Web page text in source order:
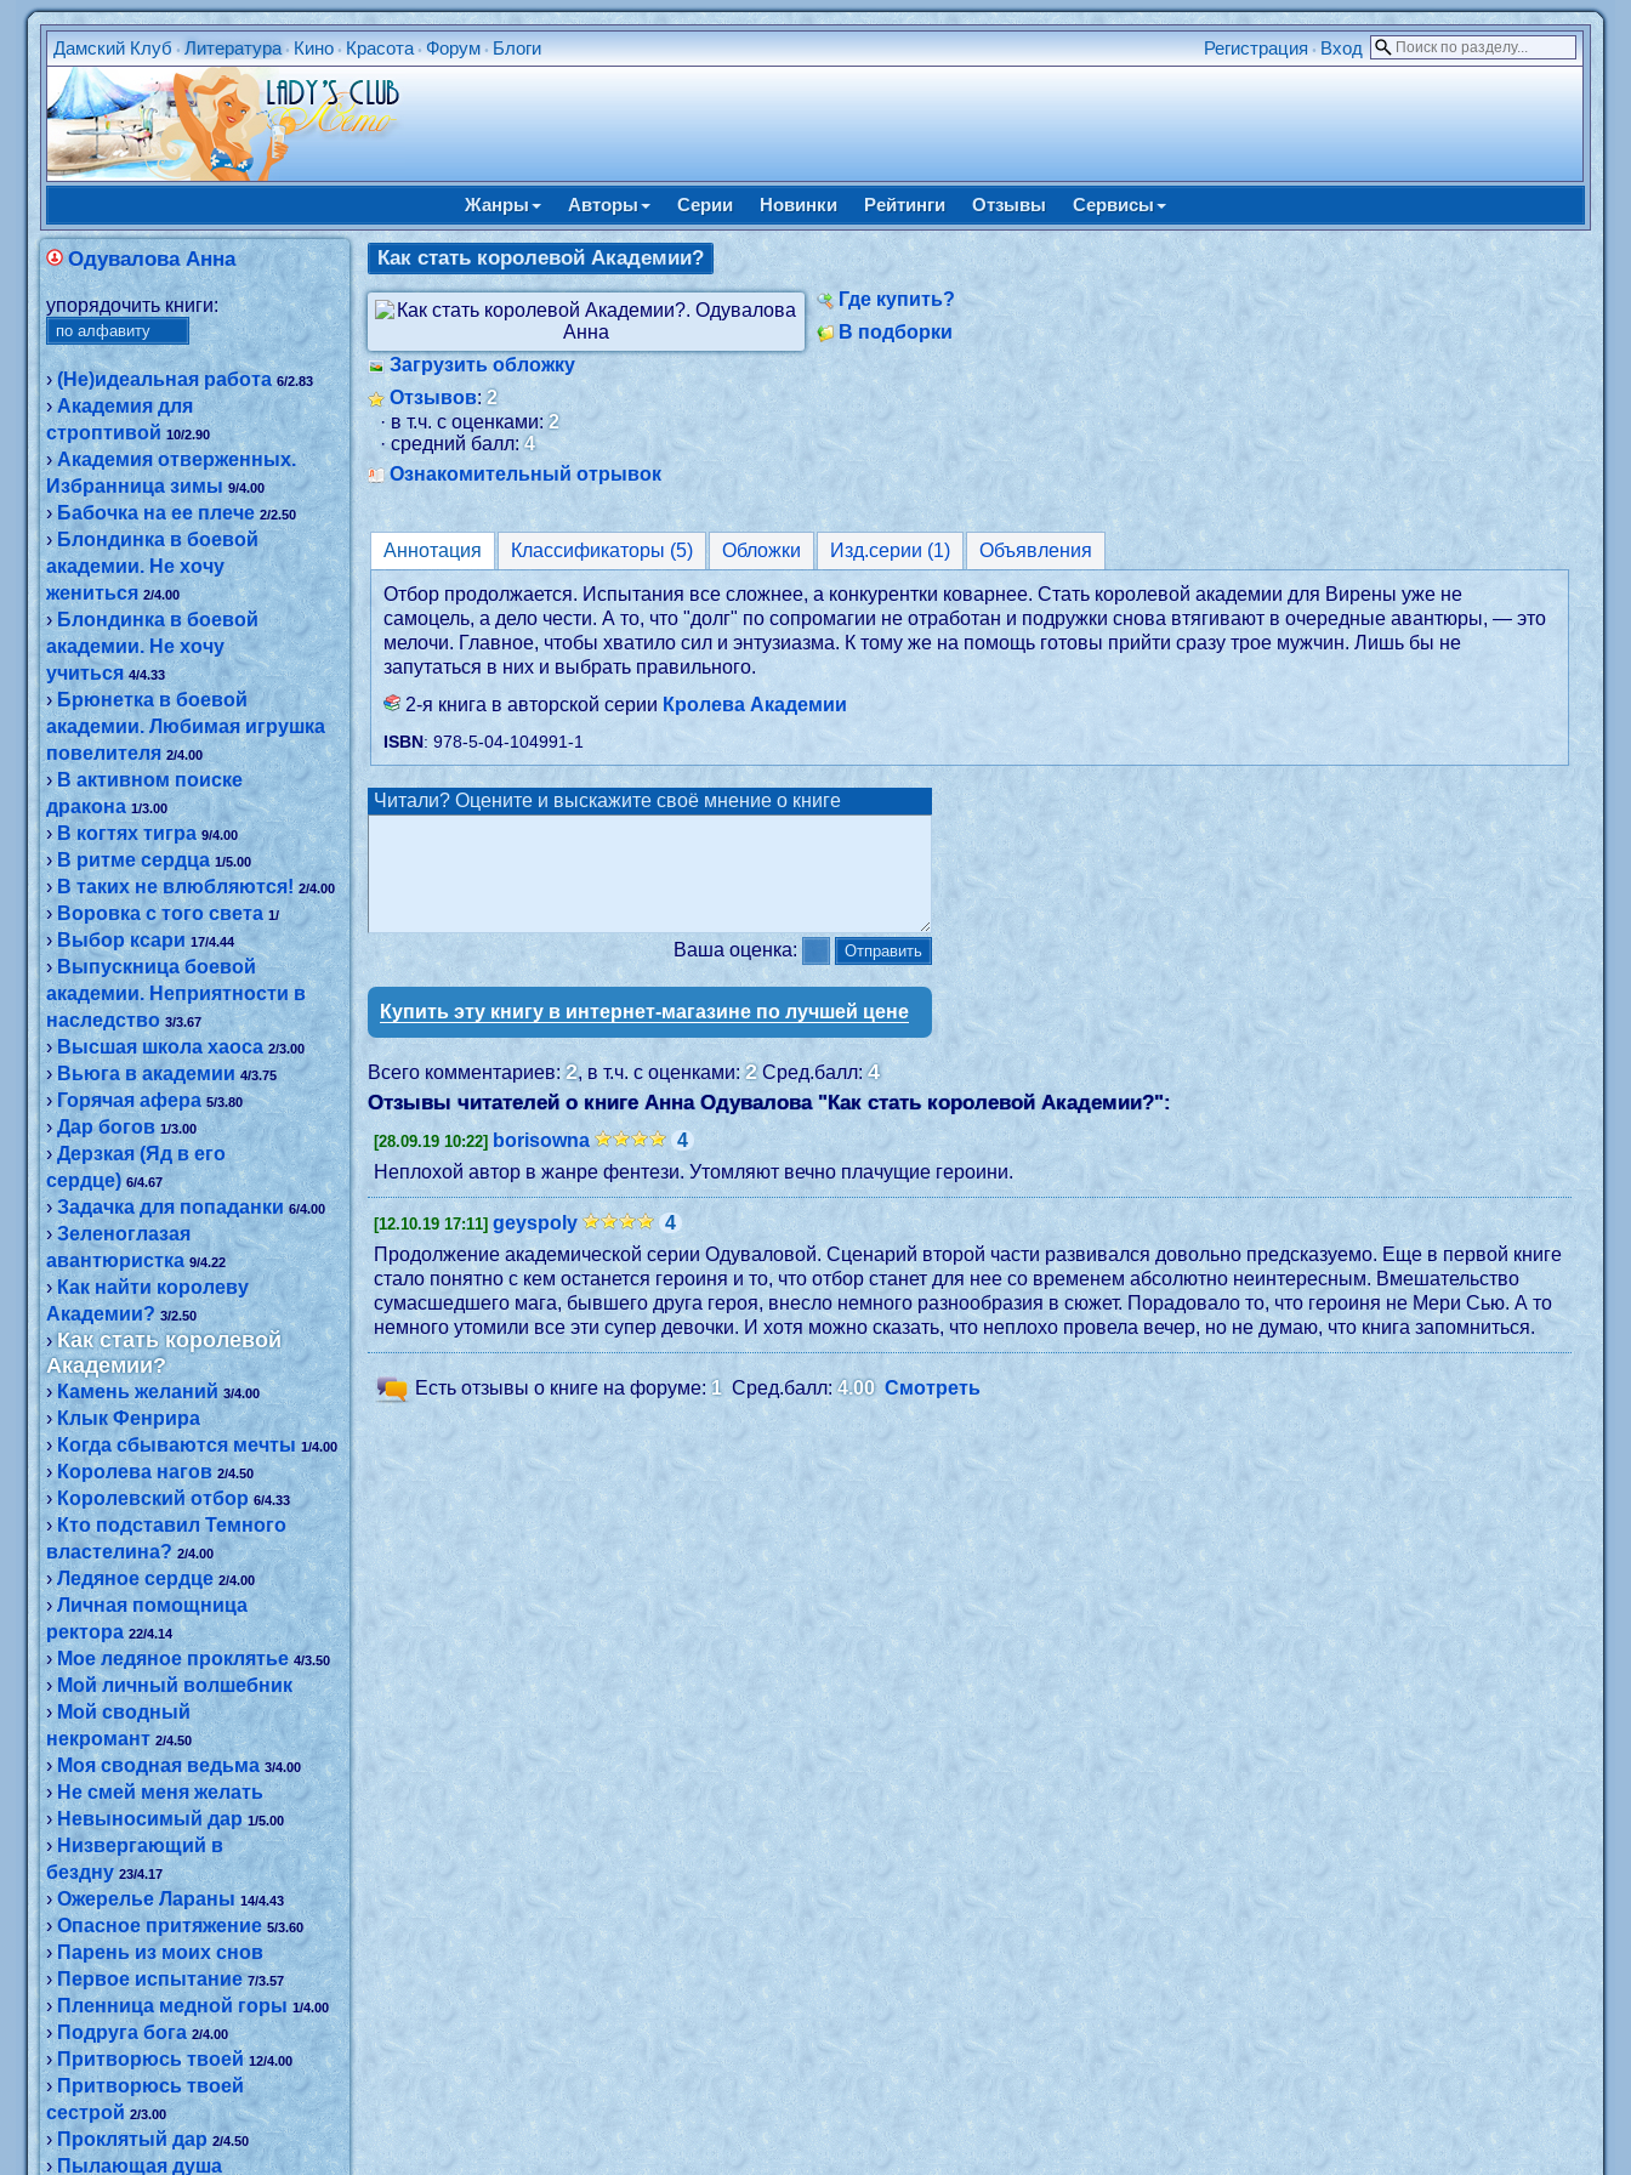
Дамский Клуб •Литература • Кино • Красота •Форум • Блоги Регистрация • Вход
Жанры Авторы Серии Новинки Рейтинги Отзывы Сервисы
Одувалова Анна
упорядочить книги:
›(Не)идеальная работа 6/2.83
›Академия для
строптивой 10/2.90
›Академия отверженных.
Избранница зимы 9/4.00
›Бабочка на ее плече 2/2.50
› Блондинка в боевой
академии. Не хочу
жениться 2/4.00
› Блондинка в боевой
академии. Не хочу
учиться 4/4.33
›Брюнетка в боевой
академии. Любимая игрушка
повелителя 2/4.00
›В активном поиске
дракона 1/3.00
› В когтях тигра 9/4.00
›В ритме сердца 1/5.00
›В таких не влюбляются! 2/4.00
› Воровка с того света 1/
›Выбор ксари 17/4.44
›Выпускница боевой
академии. Неприятности в
наследство 3/3.67
› Высшая школа хаоса 2/3.00
›Вьюга в академии 4/3.75
›Горячая афера 5/3.80
›Дар богов 1/3.00
›Дерзкая (Яд в его
сердце) 6/4.67
›Задачка для попаданки 6/4.00
›Зеленоглазая
авантюристка 9/4.22
›Как найти королеву
Академии? 3/2.50
›Как стать королевой
Академии?
›Камень желаний 3/4.00
›Клык Фенрира
›Когда сбываются мечты 1/4.00
›Королева нагов 2/4.50
› Королевский отбор 6/4.33
›Кто подставил Темного
властелина? 2/4.00
›Ледяное сердце 2/4.00
›Личная помощница
ректора 22/4.14
›Мое ледяное проклятье 4/3.50
› Мой личный волшебник
›Мой сводный
некромант 2/4.50
› Моя сводная ведьма 3/4.00
›Не смей меня желать
›Невыносимый дар 1/5.00
›Низвергающий в
бездну 23/4.17
›Ожерелье Лараны 14/4.43
›Опасное притяжение 5/3.60
›Парень из моих снов
› Первое испытание 7/3.57
›Пленница медной горы 1/4.00
›Подруга бога 2/4.00
›Притворюсь твоей 12/4.00
› Притворюсь твоей
сестрой 2/3.00
›Проклятый дар 2/4.50
›Пылающая душа
Как стать королевой Академии?
Где купить?
В подборки
Загрузить обложку
Отзывов:2
· в т.ч. с оценками:2
· средний балл:4
Ознакомительный отрывок
Аннотация Классификаторы (5) Обложки Изд.серии (1) Объявления
Отбор продолжается. Испытания все сложнее, а конкурентки коварнее. Стать королевой академии для Вирены уже не
самоцель, а дело чести. А то, что "долг" по сопромагии не отработан и подружки снова втягивают в очередные авантюры, — это
мелочи. Главное, чтобы хватило сил и энтузиазма. К тому же на помощь готовы прийти сразу трое мужчин. Лишь бы не
запутаться в них и выбрать правильного.
2-я книга в авторской серии Кролева Академии
ISBN: 978-5-04-104991-1
Читали? Оцените и выскажите своё мнение о книге
Ваша оценка:
Купить эту книгу в интернет-магазине по лучшей цене
Всего комментариев:2, в т.ч. с оценками:2Сред.балл:4
Отзывы читателей о книге Анна Одувалова "Как стать королевой Академии?":
[28.09.19 10:22] borisowna
4
Неплохой автор в жанре фентези. Утомляют вечно плачущие героини.
[12.10.19 17:11] geyspoly
4
Продолжение академической серии Одуваловой. Сценарий второй части развивался довольно предсказуемо. Еще в первой книге
стало понятно с кем останется героиня и то, что отбор станет для нее со временем абсолютно неинтересным. Вмешательство
сумасшедшего мага, бывшего друга героя, внесло немного разнообразия в сюжет. Порадовало то, что героиня не Мери Сью. А то
немного утомили все эти супер девочки. И хотя можно сказать, что неплохо провела вечер, но не думаю, что книга запомниться.
Есть отзывы о книге на форуме:1Сред.балл:4.00 Смотреть